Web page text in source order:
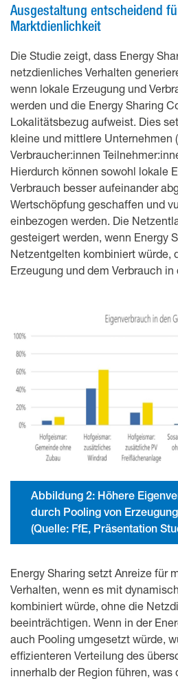
Ausgestaltung entscheidend
Marktdienlichkeit
Die Studie zeigt, dass Energy
netzdienliches Verhalten
wenn lokale Erzeugung und
werden und die Energy Sharing
Lokalitätsbezug aufweist. Dies
kleine und mittlere Unternehmen
Verbraucher:innen
Hierdurch können sowohl lokale
Verbrauch besser aufeinander
Wertschöpfung geschaffen und
einbezogen werden. Die
gesteigert werden, wenn Energy
Netzentgelten kombiniert würde,
Erzeugung und dem Verbrauch
Abbildung 2: Höhere
durch Pooling von
(Quelle: FfE, Präsentation
Energy Sharing setzt Anreize für
Verhalten, wenn es mit
kombiniert würde, ohne die
beeinträchtigen. Wenn in der
auch Pooling umgesetzt würde,
effizienteren Verteilung des
innerhalb der Region führen, was